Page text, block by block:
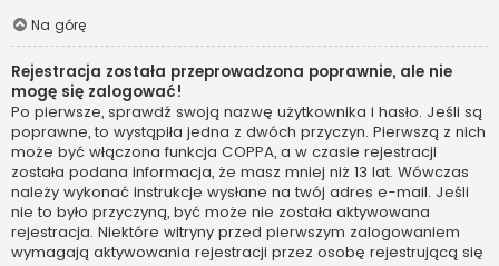
Na górę
Rejestracja została przeprowadzona poprawnie, ale nie
mogę się zalogować!
Po pierwsze, sprawdź swoją nazwę użytkownika i hasło. Jeśli są
poprawne, to wystąpiła jedna z dwóch przyczyn. Pierwszą z nich
może być włączona funkcja COPPA, a w czasie rejestracji
została podana informacja, że masz mniej niż 13 lat. Wówczas
należy wykonać instrukcje wysłane na twój adres e-mail. Jeśli
nie to było przyczyną, być może nie została aktywowana
rejestracja. Niektóre witryny przed pierwszym zalogowaniem
wymagają aktywowania rejestracji przez osobę rejestrującą się